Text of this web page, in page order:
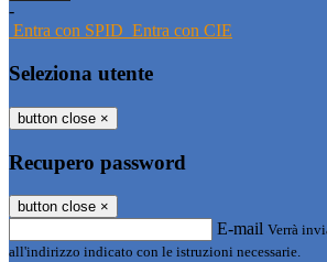
-
Entra con SPID Entra con CIE
Seleziona utente
button close ×
Recupero password
button close ×
E-mail Verrà
all'indirizzo indicato con le istruzioni necessarie.